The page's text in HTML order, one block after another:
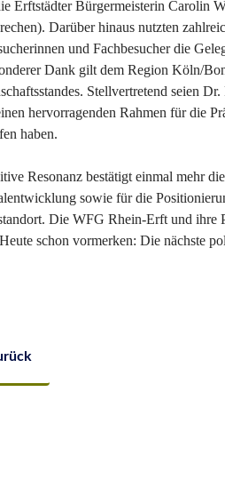
Erftstädter Bürgermeisterin Carolin
Darüber hinaus nutzten
und Fachbesucher die
Dank gilt dem Region Köln/
Stellvertretend seien
hervorragenden Rahmen für die
haben.
Resonanz bestätigt einmal mehr
sowie für die
Die WFG Rhein-Erft und ihre
schon vormerken: Die nächste
Beitrag: TechRiders